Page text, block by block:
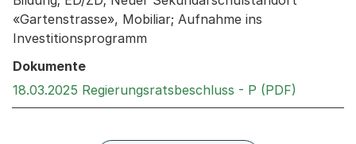
«Gartenstrasse», Mobiliar; Aufnahme ins
Investitionsprogramm
Dokumente
18.03.2025 Regierungsratsbeschluss - P (PDF)